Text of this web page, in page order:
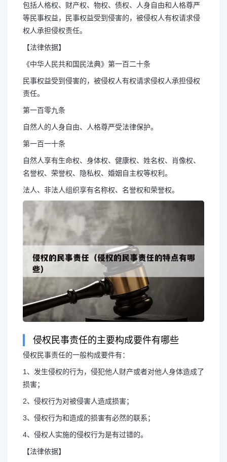
包括人格权、财产权、物权、债权、人身自由和人格尊严
等民事权益，民事权益受到侵害的，被侵权人有权请求侵
权人承担侵权责任。
【法律依据】
《中华人民共和国民法典》第一百二十条
民事权益受到侵害的，被侵权人有权请求侵权人承担侵权
责任。
第一百零九条
自然人的人身自由、人格尊严受法律保护。
第一百一十条
自然人享有生命权、身体权、健康权、姓名权、肖像权、
名誉权、荣誉权、隐私权、婚姻自主权等权利。
法人、非法人组织享有名称权、名誉权和荣誉权。
侵权民事责任的主要构成要件有哪些
侵权民事责任的一般构成要件有：
1、发生侵权的行为，侵犯他人财产或者对他人身体造成了
损害；
2、侵权行为对被侵害人造成损害；
3、侵权行为和造成的损害有必然的联系；
4、侵权人实施的侵权行为是有过错的。
【法律依据】
侵权的民事责任（侵权的
侵害民事权益要承担什么责任
益需要承担侵权责任。民事权益包
权、债权、人身自由和人格尊严等
侵害的，被侵...